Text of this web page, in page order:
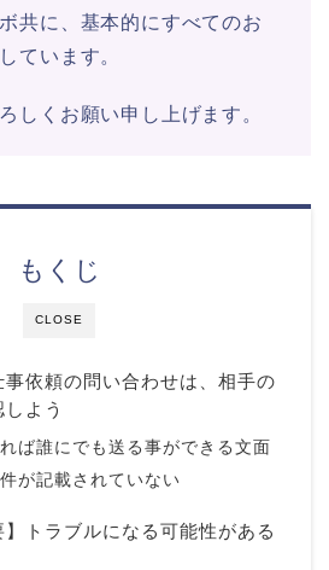
共に、基本的にすべてのお
ています。
しくお願い申し上げます。
CLOSE
もくじ
事依頼の問い合わせは、相手の
よう
ば誰にでも送る事ができる文面
が記載されていない
】トラブルになる可能性がある